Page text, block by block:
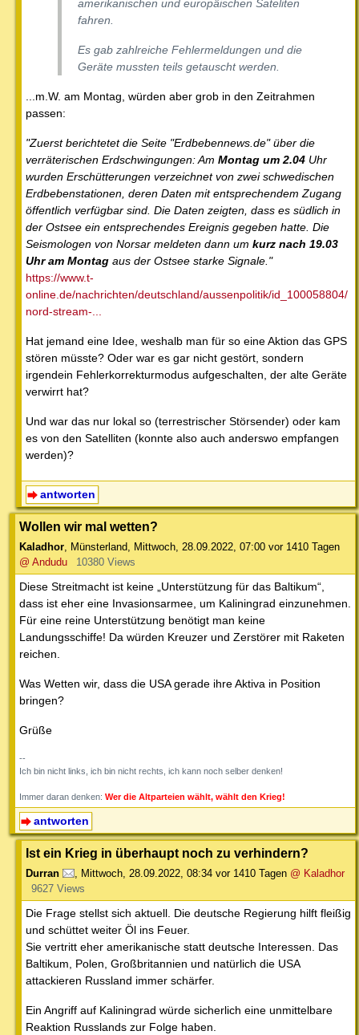
amerikanischen und europäischen Sateliten
fahren.
Es gab zahlreiche Fehlermeldungen und die
Geräte mussten teils getauscht werden.
...m.W. am Montag, würden aber grob in den Zeitrahmen
passen:
"Zuerst berichtetet die Seite "Erdbebennews.de" über die
verräterischen Erdschwingungen: Am Montag um 2.04 Uhr
wurden Erschütterungen verzeichnet von zwei schwedischen
Erdbebenstationen, deren Daten mit entsprechendem Zugang
öffentlich verfügbar sind. Die Daten zeigten, dass es südlich in
der Ostsee ein entsprechendes Ereignis gegeben hatte. Die
Seismologen von Norsar meldeten dann um kurz nach 19.03
Uhr am Montag aus der Ostsee starke Signale."
https://www.t-
online.de/nachrichten/deutschland/aussenpolitik/id_100058804/
nord-stream-...
Hat jemand eine Idee, weshalb man für so eine Aktion das GPS
stören müsste? Oder war es gar nicht gestört, sondern
irgendein Fehlerkorrekturmodus aufgeschalten, der alte Geräte
verwirrt hat?
Und war das nur lokal so (terrestrischer Störsender) oder kam
es von den Satelliten (konnte also auch anderswo empfangen
werden)?
antworten
Wollen wir mal wetten?
Kaladhor, Münsterland, Mittwoch, 28.09.2022, 07:00 vor 1410 Tagen
@ Andudu
10380 Views
Diese Streitmacht ist keine „Unterstützung für das Baltikum“,
dass ist eher eine Invasionsarmee, um Kaliningrad einzunehmen.
Für eine reine Unterstützung benötigt man keine
Landungsschiffe! Da würden Kreuzer und Zerstörer mit Raketen
reichen.
Was Wetten wir, dass die USA gerade ihre Aktiva in Position
bringen?
Grüße
--
Ich bin nicht links, ich bin nicht rechts, ich kann noch selber denken!
Immer daran denken: Wer die Altparteien wählt, wählt den Krieg!
antworten
Ist ein Krieg in überhaupt noch zu verhindern?
Durran , Mittwoch, 28.09.2022, 08:34 vor 1410 Tagen @ Kaladhor
9627 Views
Die Frage stellst sich aktuell. Die deutsche Regierung hilft fleißig
und schüttet weiter Öl ins Feuer.
Sie vertritt eher amerikanische statt deutsche Interessen. Das
Baltikum, Polen, Großbritannien und natürlich die USA
attackieren Russland immer schärfer.
Ein Angriff auf Kaliningrad würde sicherlich eine unmittelbare
Reaktion Russlands zur Folge haben.